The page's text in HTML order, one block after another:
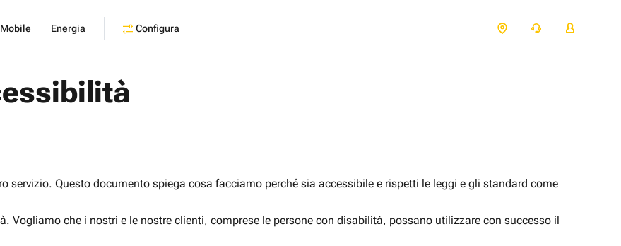
Mobile Energia Configura
servizio. Questo documento spiega cosa facciamo perché sia accessibile e rispetti le leggi e gli standard come
Vogliamo che i nostri e le nostre clienti, comprese le persone con disabilità, possano utilizzare con successo il